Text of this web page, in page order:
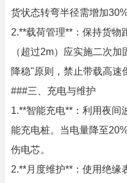
货状态转弯半径需增加30%
2.**载荷管理**：保持货物
（超过2m）应实施二次
降稳"原则，禁止带载高速
###三、充电与维护
1.**智能充电**：利用夜间
能充电桩。当电量降至
伤电芯。
2.**月度维护**：使用绝缘